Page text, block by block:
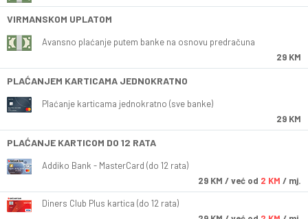
VIRMANSKOM UPLATOM
Avansno plaćanje putem banke na osnovu predračuna
29 KM
PLAĆANJEM KARTICAMA JEDNOKRATNO
Plaćanje karticama jednokratno (sve banke)
29 KM
PLAĆANJE KARTICOM DO 12 RATA
Addiko Bank - MasterCard (do 12 rata)
29 KM / već od 2 KM / mj.
Diners Club Plus kartica (do 12 rata)